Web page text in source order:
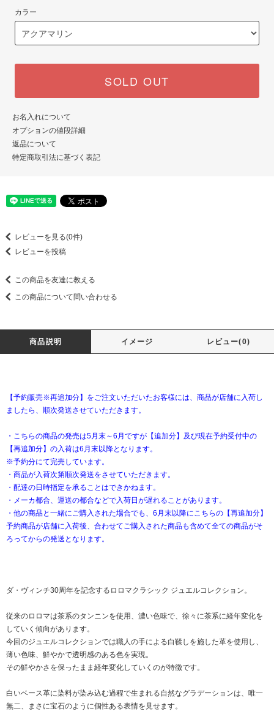
カラー
SOLD OUT
お名入れについて
オプションの値段詳細
返品について
特定商取引法に基づく表記
レビューを見る(0件)
レビューを投稿
この商品を友達に教える
この商品について問い合わせる
商品説明 イメージ レビュー(0)
【予約販売※再追加分】をご注文いただいたお客様には、商品が店舗に入荷し
ましたら、順次発送させていただきます。
・こちらの商品の発売は5月末～6月ですが【追加分】及び現在予約受付中の
【再追加分】の入荷は6月末以降となります。
※予約分にて完売しています。
・商品が入荷次第順次発送をさせていただきます。
・配達の日時指定を承ることはできかねます。
・メーカ都合、運送の都合などで入荷日が遅れることがあります。
・他の商品と一緒にご購入された場合でも、6月末以降にこちらの【再追加分】
予約商品が店舗に入荷後、合わせてご購入された商品も含めて全ての商品がそ
ろってからの発送となります。
ダ・ヴィンチ30周年を記念するロロマクラシック ジュエルコレクション。
従来のロロマは茶系のタンニンを使用、濃い色味で、徐々に茶系に経年変化を
していく傾向があります。
今回のジュエルコレクションでは職人の手による白鞣しを施した革を使用し、
薄い色味、鮮やかで透明感のある色を実現。
その鮮やかさを保ったまま経年変化していくのが特徴です。
白いベース革に染料が染み込む過程で生まれる自然なグラデーションは、唯一
無二、まさに宝石のように個性ある表情を見せます。